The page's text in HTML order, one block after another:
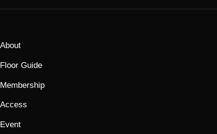
About
Floor Guide
Membership
Access
Event